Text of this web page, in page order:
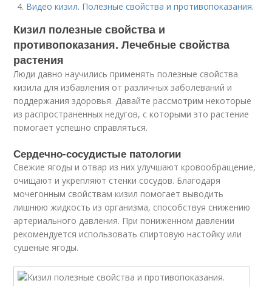
Видео кизил. Полезные свойства и противопоказания.
Кизил полезные свойства и
противопоказания. Лечебные свойства
растения
Люди давно научились применять полезные свойства
кизила для избавления от различных заболеваний и
поддержания здоровья. Давайте рассмотрим некоторые
из распространенных недугов, с которыми это растение
помогает успешно справляться.
Сердечно-сосудистые патологии
Свежие ягоды и отвар из них улучшают кровообращение,
очищают и укрепляют стенки сосудов. Благодаря
мочегонным свойствам кизил помогает выводить
лишнюю жидкость из организма, способствуя снижению
артериального давления. При пониженном давлении
рекомендуется использовать спиртовую настойку или
сушеные ягоды.